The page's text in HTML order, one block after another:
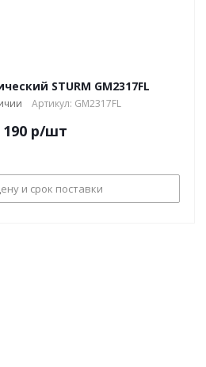
STURM GM2317FL
Артикул: GM2317FL
190 р/шт
и срок поставки